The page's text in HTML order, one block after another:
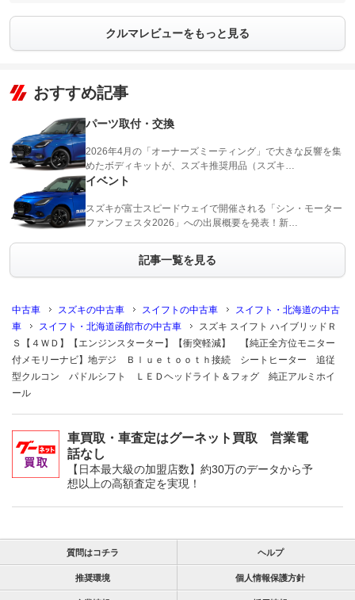
クルマレビューをもっと見る
おすすめ記事
パーツ取付・交換
2026年4月の「オーナーズミーティング」で大きな反響を集
めたボディキットが、スズキ推奨用品（スズキ…
イベント
スズキが富士スピードウェイで開催される「シン・モーター
ファンフェスタ2026」への出展概要を発表！新…
記事一覧を見る
中古車 スズキの中古車 スイフトの中古車
スイフト・北海道の中古
車
スイフト・北海道函館市の中古車
スズキ スイフト ハイブリッドＲ
Ｓ【４ＷＤ】【エンジンスターター】【衝突軽減】 【純正全方位モニター
付メモリーナビ】地デジ Ｂｌｕｅｔｏｏｔｈ接続 シートヒーター 追従
型クルコン パドルシフト ＬＥＤヘッドライト＆フォグ 純正アルミホイ
ール
車買取・車査定はグーネット買取 営業電
話なし
【日本最大級の加盟店数】約30万のデータから予
想以上の高額査定を実現！
質問はコチラ ヘルプ
推奨環境 個人情報保護方針